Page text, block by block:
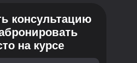
консультацию
на курсе